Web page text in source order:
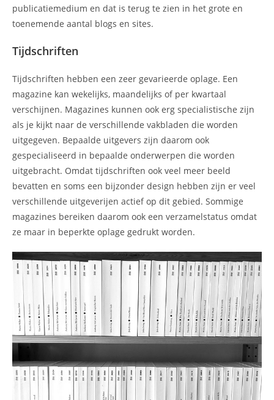
publicatiemedium en dat is terug te zien in het grote en
toenemende aantal blogs en sites.
Tijdschriften
Tijdschriften hebben een zeer gevarieerde oplage. Een
magazine kan wekelijks, maandelijks of per kwartaal
verschijnen. Magazines kunnen ook erg specialistische zijn
als je kijkt naar de verschillende vakbladen die worden
uitgegeven. Bepaalde uitgevers zijn daarom ook
gespecialiseerd in bepaalde onderwerpen die worden
uitgebracht. Omdat tijdschriften ook veel meer beeld
bevatten en soms een bijzonder design hebben zijn er veel
verschillende uitgeverijen actief op dit gebied. Sommige
magazines bereiken daarom ook een verzamelstatus omdat
ze maar in beperkte oplage gedrukt worden.